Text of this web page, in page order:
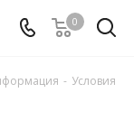
0
- Условия